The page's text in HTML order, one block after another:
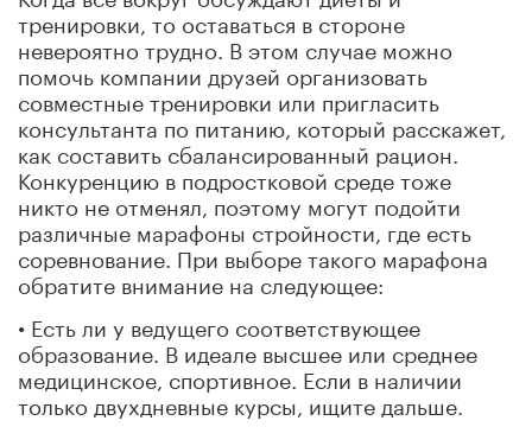
тренировки, то оставаться в стороне
невероятно трудно. В этом случае можно
помочь компании друзей организовать
совместные тренировки или пригласить
консультанта по питанию, который расскажет,
как составить сбалансированный рацион.
Конкуренцию в подростковой среде тоже
никто не отменял, поэтому могут подойти
различные марафоны стройности, где есть
соревнование. При выборе такого марафона
обратите внимание на следующее:
• Есть ли у ведущего соответствующее
образование. В идеале высшее или среднее
медицинское, спортивное. Если в наличии
только двухдневные курсы, ищите дальше.